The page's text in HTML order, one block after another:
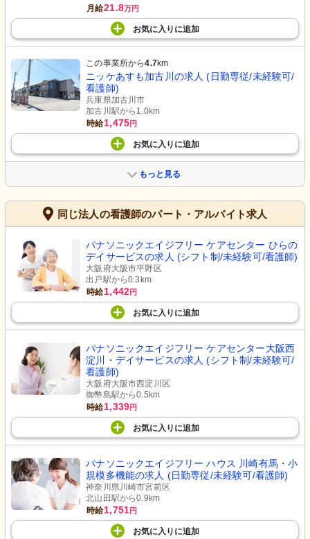
月給21.8万円
お気に入り に追加
この事業所から4.7km
ニッケあすも加古川の求人 (日勤専従/未経験可/
看護師)
兵庫県加古川市
加古川駅から1.0km
時給1,475円
お気に入り に追加
もっと見る
同じ法人の看護師のパート・アルバイト求人
パナソニックエイジフリー ケアセンター ひらの
デイサービスの求人 (シフト制/未経験可/看護師)
大阪府大阪市平野区
出戸駅から0.3km
時給1,442円
お気に入り に追加
パナソニックエイジフリー ケアセンター大阪西
淀川・デイサービスの求人 (シフト制/未経験可/
看護師)
大阪府大阪市西淀川区
御幣島駅から0.5km
時給1,339円
お気に入り に追加
パナソニックエイジフリー ハウス 川崎有馬・小
規模多機能の求人 (日勤専従/未経験可/看護師)
神奈川県川崎市宮前区
北山田駅から0.9km
時給1,751円
お気に入り に追加